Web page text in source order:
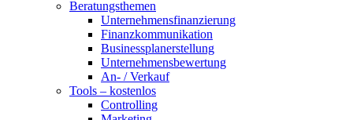
Beratungsthemen
Unternehmensfinanzierung
Finanzkommunikation
Businessplanerstellung
Unternehmensbewertung
An- / Verkauf
Tools – kostenlos
Controlling